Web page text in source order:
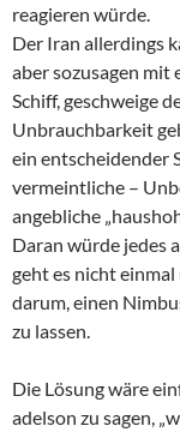
reagieren würde.
Der Iran allerdings
aber sozusagen mit
Schiff, geschweige
Unbrauchbarkeit
ein entscheidender
vermeintliche –
angebliche
Daran würde jedes
geht es nicht
darum, einen
zu lassen.
Die Lösung wäre
adelson zu sagen,